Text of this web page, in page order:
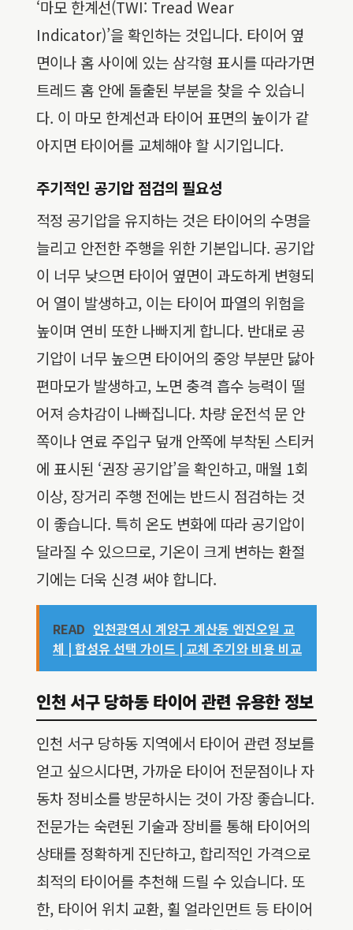
‘마모 한계선(TWI: Tread Wear
Indicator)’을 확인하는 것입니다. 타이어 옆
면이나 홈 사이에 있는 삼각형 표시를 따라가면
트레드 홈 안에 돌출된 부분을 찾을 수 있습니
다. 이 마모 한계선과 타이어 표면의 높이가 같
아지면 타이어를 교체해야 할 시기입니다.
주기적인 공기압 점검의 필요성
적정 공기압을 유지하는 것은 타이어의 수명을
늘리고 안전한 주행을 위한 기본입니다. 공기압
이 너무 낮으면 타이어 옆면이 과도하게 변형되
어 열이 발생하고, 이는 타이어 파열의 위험을
높이며 연비 또한 나빠지게 합니다. 반대로 공
기압이 너무 높으면 타이어의 중앙 부분만 닳아
편마모가 발생하고, 노면 충격 흡수 능력이 떨
어져 승차감이 나빠집니다. 차량 운전석 문 안
쪽이나 연료 주입구 덮개 안쪽에 부착된 스티커
에 표시된 ‘권장 공기압’을 확인하고, 매월 1회
이상, 장거리 주행 전에는 반드시 점검하는 것
이 좋습니다. 특히 온도 변화에 따라 공기압이
달라질 수 있으므로, 기온이 크게 변하는 환절
기에는 더욱 신경 써야 합니다.
READ 인천광역시 계양구 계산동 엔진오일 교
체 | 합성유 선택 가이드 | 교체 주기와 비용 비교
인천 서구 당하동 타이어 관련 유용한 정보
인천 서구 당하동 지역에서 타이어 관련 정보를
얻고 싶으시다면, 가까운 타이어 전문점이나 자
동차 정비소를 방문하시는 것이 가장 좋습니다.
전문가는 숙련된 기술과 장비를 통해 타이어의
상태를 정확하게 진단하고, 합리적인 가격으로
최적의 타이어를 추천해 드릴 수 있습니다. 또
한, 타이어 위치 교환, 휠 얼라인먼트 등 타이어